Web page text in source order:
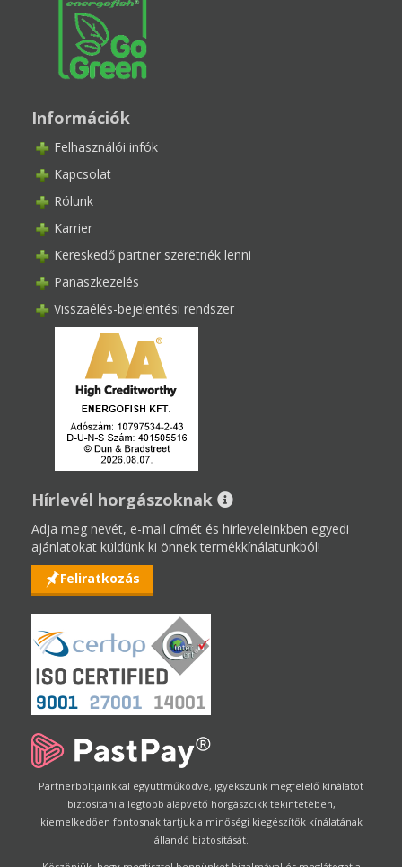
Információk
Felhasználói infók
Kapcsolat
Rólunk
Karrier
Kereskedő partner szeretnék lenni
Panaszkezelés
Visszaélés-bejelentési rendszer
Hírlevél horgászoknak
Adja meg nevét, e-mail címét és hírleveleinkben egyedi
ajánlatokat küldünk ki önnek termékkínálatunkból!
Feliratkozás
Partnerboltjainkkal együttműködve, igyekszünk megfelelő kínálatot
biztosítani a legtöbb alapvető horgászcikk tekintetében,
kiemelkedően fontosnak tartjuk a minőségi kiegészítők kínálatának
állandó biztosítását.